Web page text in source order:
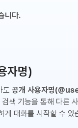
니다.
자명)
도 공개 사용자명
색 기능을 통해 다른
게 대화를 시작할 수 있